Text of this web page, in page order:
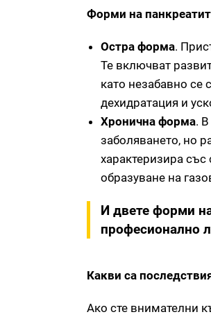
Форми на
Остра форма.
Те включват
като незабавно се
дехидратация и
Хронична форма.
заболяването, но
характеризира
образуване на
И двете форми
професионално
Какви са
Ако сте внимателни